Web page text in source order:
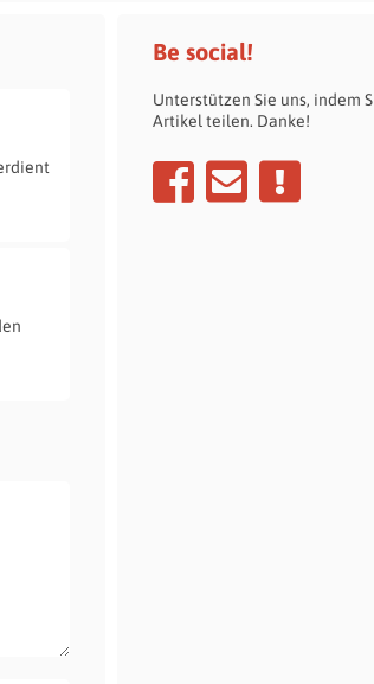
Be social!
Unterstützen Sie uns, indem
Artikel teilen. Danke!